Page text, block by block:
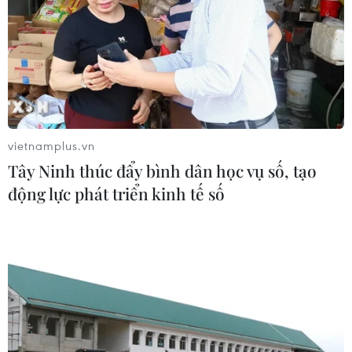
phẩm hải sản, càphê, hạt điều, giày dép, đồ gỗ và thủ
công mỹ nghệ… tại Hội chợ triển lãm Trung Quốc-Nam
Á (CSA Expo).
vietnamplus.vn
Tây Ninh thúc đẩy bình dân học vụ số, tạo
động lực phát triển kinh tế số